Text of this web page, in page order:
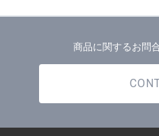
商品に関するお問